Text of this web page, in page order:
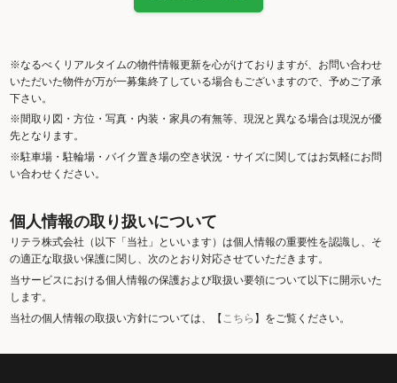
※なるべくリアルタイムの物件情報更新を心がけておりますが、お問い合わせ
いただいた物件が万が一募集終了している場合もございますので、予めご了承
下さい。
※間取り図・方位・写真・内装・家具の有無等、現況と異なる場合は現況が優
先となります。
※駐車場・駐輪場・バイク置き場の空き状況・サイズに関してはお気軽にお問
い合わせください。
個人情報の取り扱いについて
リテラ株式会社（以下「当社」といいます）は個人情報の重要性を認識し、そ
の適正な取扱い保護に関し、次のとおり対応させていただきます。
当サービスにおける個人情報の保護および取扱い要領について以下に開示いた
します。
当社の個人情報の取扱い方針については、【こちら 】をご覧ください。